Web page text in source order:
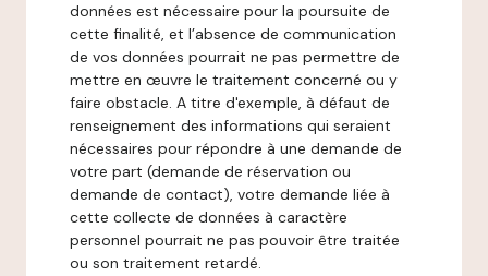
données est nécessaire pour la poursuite de
cette finalité, et l’absence de communication
de vos données pourrait ne pas permettre de
mettre en œuvre le traitement concerné ou y
faire obstacle. A titre d'exemple, à défaut de
renseignement des informations qui seraient
nécessaires pour répondre à une demande de
votre part (demande de réservation ou
demande de contact), votre demande liée à
cette collecte de données à caractère
personnel pourrait ne pas pouvoir être traitée
ou son traitement retardé.